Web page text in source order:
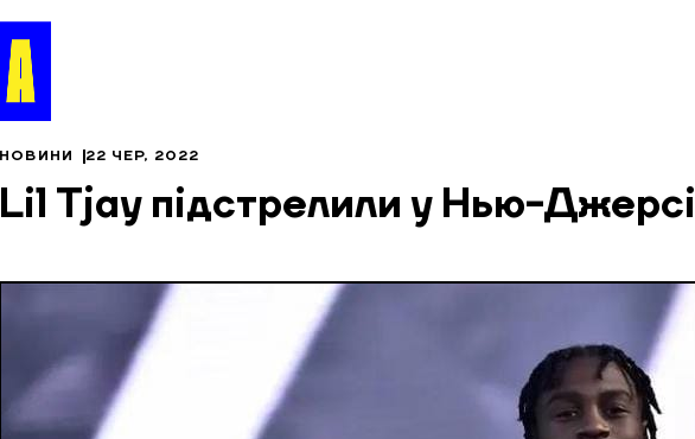
НОВИНИ 22 ЧЕР, 2022
Lil Tjay підстрелили у Нью-Джерсі